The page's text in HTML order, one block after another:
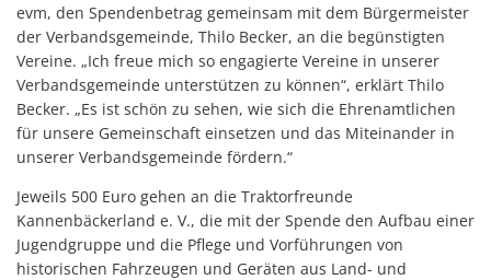
evm, den Spendenbetrag gemeinsam mit dem Bürgermeister
der Verbandsgemeinde, Thilo Becker, an die begünstigten
Vereine. „Ich freue mich so engagierte Vereine in unserer
Verbandsgemeinde unterstützen zu können“, erklärt Thilo
Becker. „Es ist schön zu sehen, wie sich die Ehrenamtlichen
für unsere Gemeinschaft einsetzen und das Miteinander in
unserer Verbandsgemeinde fördern.“
Jeweils 500 Euro gehen an die Traktorfreunde
Kannenbäckerland e. V., die mit der Spende den Aufbau einer
Jugendgruppe und die Pflege und Vorführungen von
historischen Fahrzeugen und Geräten aus Land- und